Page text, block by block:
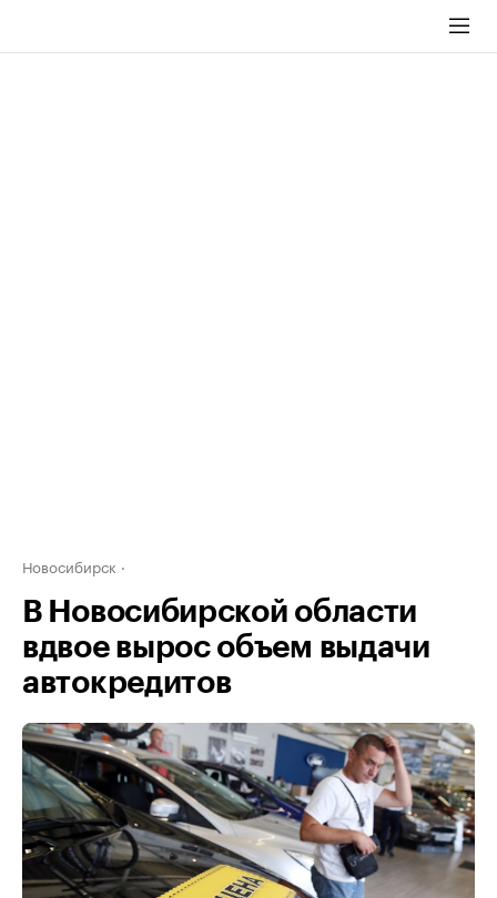
Новосибирск
В Новосибирской области
вдвое вырос объем выдачи
автокредитов